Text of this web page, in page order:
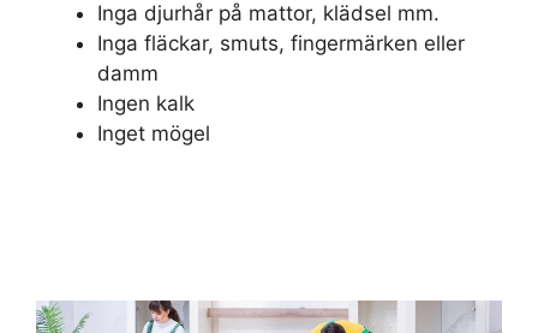
Inga djurhår på mattor, klädsel mm.
Inga fläckar, smuts, fingermärken eller
damm
Ingen kalk
Inget mögel